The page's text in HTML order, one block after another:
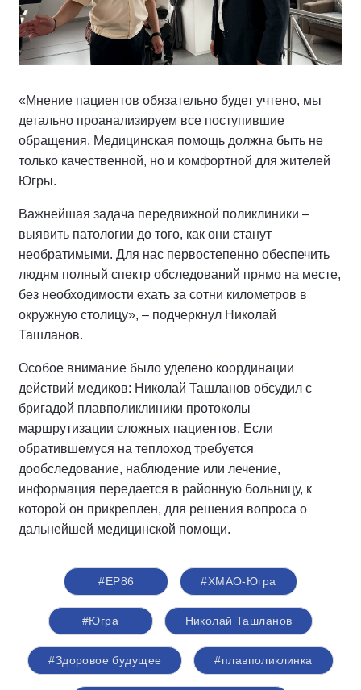
«Мнение пациентов обязательно будет учтено, мы
детально проанализируем все поступившие
обращения. Медицинская помощь должна быть не
только качественной, но и комфортной для жителей
Югры.
Важнейшая задача передвижной поликлиники –
выявить патологии до того, как они станут
необратимыми. Для нас первостепенно обеспечить
людям полный спектр обследований прямо на месте,
без необходимости ехать за сотни километров в
окружную столицу», – подчеркнул Николай
Ташланов.
Особое внимание было уделено координации
действий медиков: Николай Ташланов обсудил с
бригадой плавполиклиники протоколы
маршрутизации сложных пациентов. Если
обратившемуся на теплоход требуется
дообследование, наблюдение или лечение,
информация передается в районную больницу, к
которой он прикреплен, для решения вопроса о
дальнейшей медицинской помощи.
#ЕР86 #ХМАО-Югра
#Югра Николай Ташланов
#Здоровое будущее #плавполиклинка